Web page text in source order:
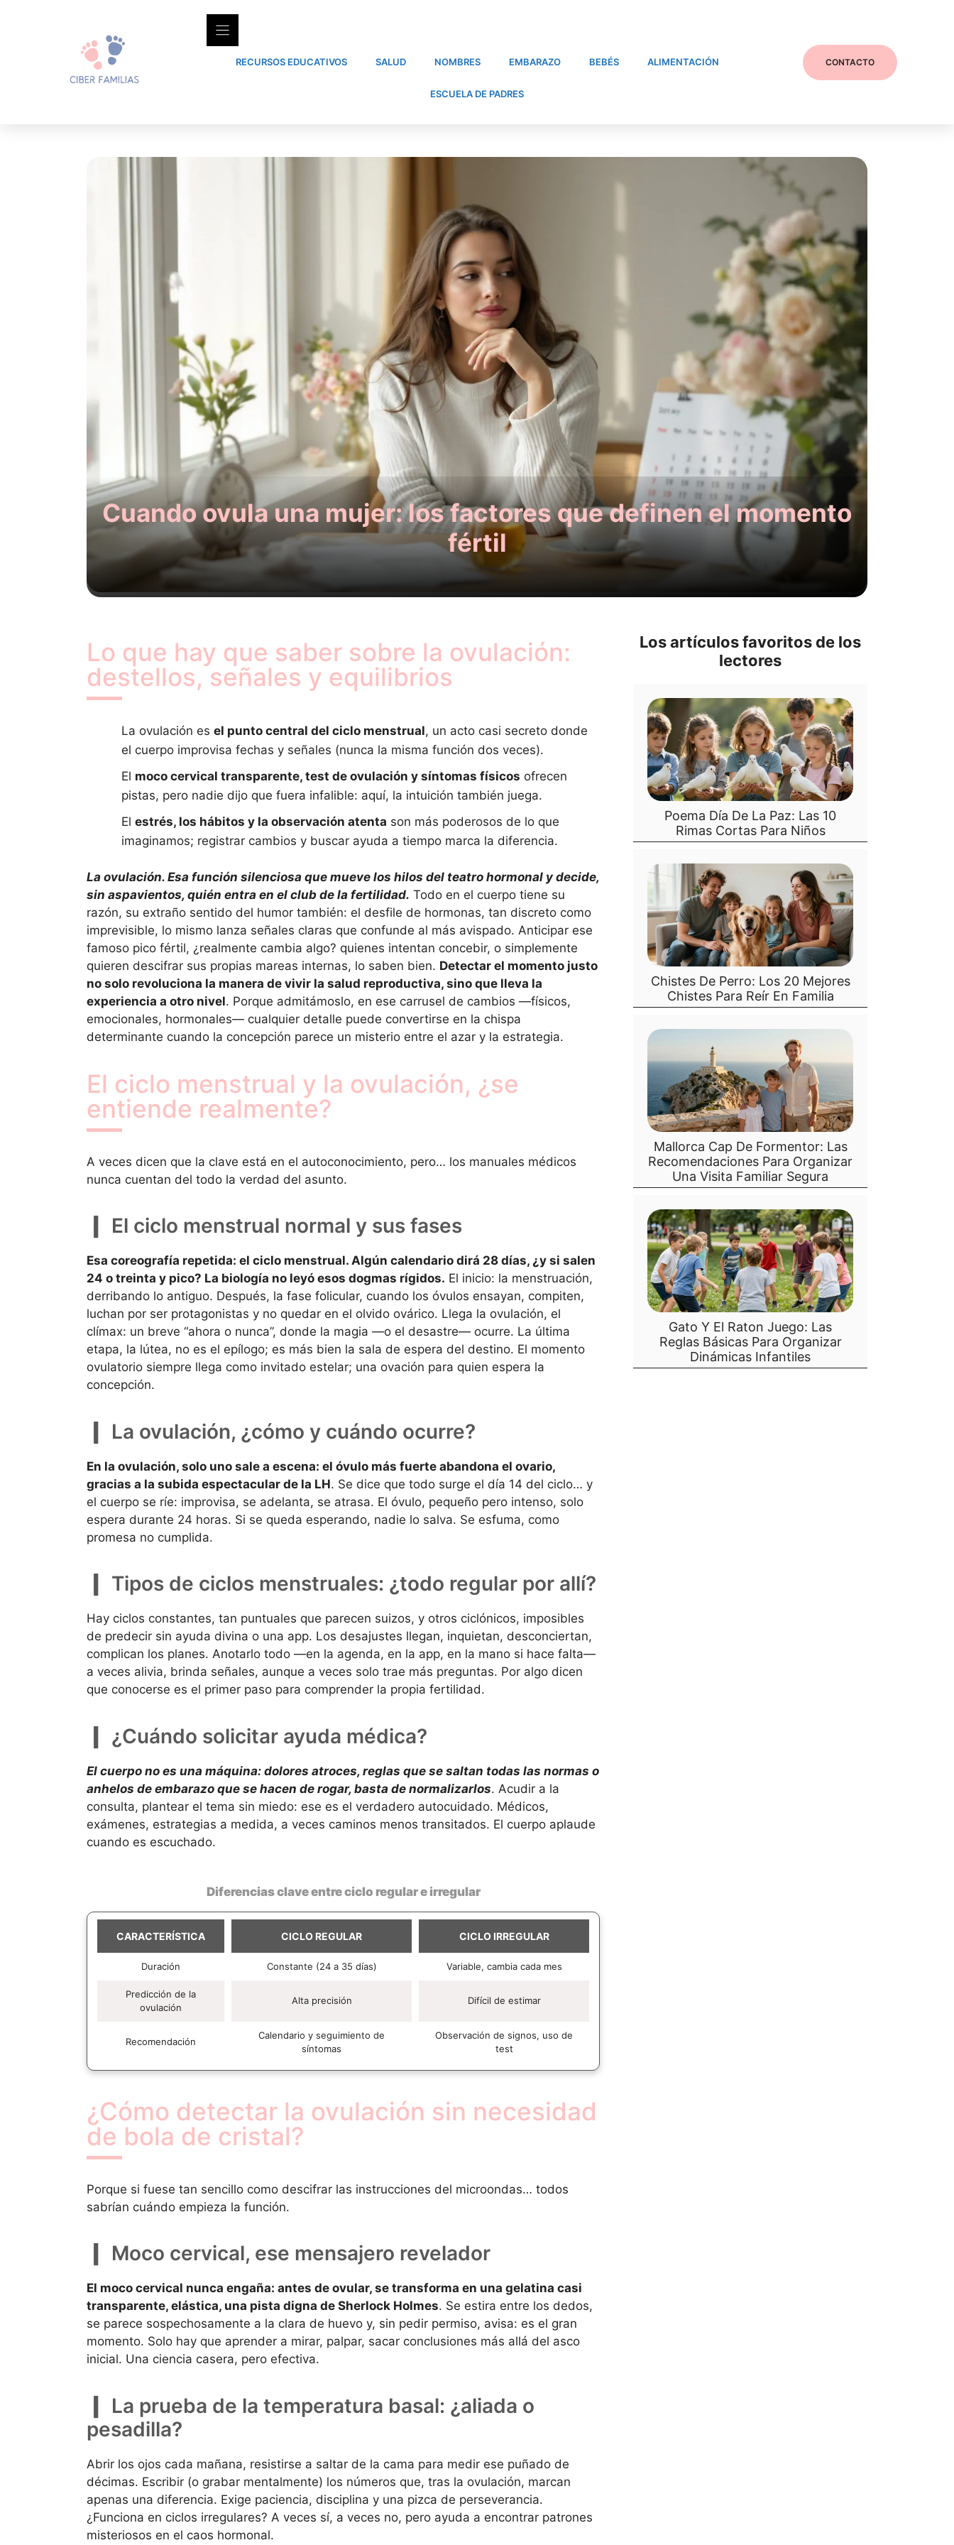
RECURSOS EDUCATIVOS SALUD NOMBRES EMBARAZO BEBÉS ALIMENTACIÓN
ESCUELA DE PADRES
CONTACTO
Cuando ovula una mujer: los factores que definen el momento
fértil
Lo que hay que saber sobre la ovulación:
destellos, señales y equilibrios
La ovulación es el punto central del ciclo menstrual, un acto casi secreto donde
el cuerpo improvisa fechas y señales (nunca la misma función dos veces).
El moco cervical transparente, test de ovulación y síntomas físicos ofrecen
pistas, pero nadie dijo que fuera infalible: aquí, la intuición también juega.
El estrés, los hábitos y la observación atenta son más poderosos de lo que
imaginamos; registrar cambios y buscar ayuda a tiempo marca la diferencia.
La ovulación. Esa función silenciosa que mueve los hilos del teatro hormonal y decide,
sin aspavientos, quién entra en el club de la fertilidad. Todo en el cuerpo tiene su
razón, su extraño sentido del humor también: el desfile de hormonas, tan discreto como
imprevisible, lo mismo lanza señales claras que confunde al más avispado. Anticipar ese
famoso pico fértil, ¿realmente cambia algo? quienes intentan concebir, o simplemente
quieren descifrar sus propias mareas internas, lo saben bien. Detectar el momento justo
no solo revoluciona la manera de vivir la salud reproductiva, sino que lleva la
experiencia a otro nivel. Porque admitámoslo, en ese carrusel de cambios —físicos,
emocionales, hormonales— cualquier detalle puede convertirse en la chispa
determinante cuando la concepción parece un misterio entre el azar y la estrategia.
El ciclo menstrual y la ovulación, ¿se
entiende realmente?
A veces dicen que la clave está en el autoconocimiento, pero… los manuales médicos
nunca cuentan del todo la verdad del asunto.
El ciclo menstrual normal y sus fases
Esa coreografía repetida: el ciclo menstrual. Algún calendario dirá 28 días, ¿y si salen
24 o treinta y pico? La biología no leyó esos dogmas rígidos. El inicio: la menstruación,
derribando lo antiguo. Después, la fase folicular, cuando los óvulos ensayan, compiten,
luchan por ser protagonistas y no quedar en el olvido ovárico. Llega la ovulación, el
clímax: un breve “ahora o nunca”, donde la magia —o el desastre— ocurre. La última
etapa, la lútea, no es el epílogo; es más bien la sala de espera del destino. El momento
ovulatorio siempre llega como invitado estelar; una ovación para quien espera la
concepción.
La ovulación, ¿cómo y cuándo ocurre?
En la ovulación, solo uno sale a escena: el óvulo más fuerte abandona el ovario,
gracias a la subida espectacular de la LH. Se dice que todo surge el día 14 del ciclo… y
el cuerpo se ríe: improvisa, se adelanta, se atrasa. El óvulo, pequeño pero intenso, solo
espera durante 24 horas. Si se queda esperando, nadie lo salva. Se esfuma, como
promesa no cumplida.
Tipos de ciclos menstruales: ¿todo regular por allí?
Hay ciclos constantes, tan puntuales que parecen suizos, y otros ciclónicos, imposibles
de predecir sin ayuda divina o una app. Los desajustes llegan, inquietan, desconciertan,
complican los planes. Anotarlo todo —en la agenda, en la app, en la mano si hace falta—
a veces alivia, brinda señales, aunque a veces solo trae más preguntas. Por algo dicen
que conocerse es el primer paso para comprender la propia fertilidad.
¿Cuándo solicitar ayuda médica?
El cuerpo no es una máquina: dolores atroces, reglas que se saltan todas las normas o
anhelos de embarazo que se hacen de rogar, basta de normalizarlos. Acudir a la
consulta, plantear el tema sin miedo: ese es el verdadero autocuidado. Médicos,
exámenes, estrategias a medida, a veces caminos menos transitados. El cuerpo aplaude
cuando es escuchado.
Diferencias clave entre ciclo regular e irregular
CARACTERÍSTICA CICLO REGULAR CICLO IRREGULAR
Duración Constante (24 a 35 días) Variable, cambia cada mes
Predicción de la
ovulación
Alta precisión Difícil de estimar
Recomendación
Calendario y seguimiento de
síntomas
Observación de signos, uso de
test
¿Cómo detectar la ovulación sin necesidad
de bola de cristal?
Porque si fuese tan sencillo como descifrar las instrucciones del microondas… todos
sabrían cuándo empieza la función.
Moco cervical, ese mensajero revelador
El moco cervical nunca engaña: antes de ovular, se transforma en una gelatina casi
transparente, elástica, una pista digna de Sherlock Holmes. Se estira entre los dedos,
se parece sospechosamente a la clara de huevo y, sin pedir permiso, avisa: es el gran
momento. Solo hay que aprender a mirar, palpar, sacar conclusiones más allá del asco
inicial. Una ciencia casera, pero efectiva.
La prueba de la temperatura basal: ¿aliada o
pesadilla?
Abrir los ojos cada mañana, resistirse a saltar de la cama para medir ese puñado de
décimas. Escribir (o grabar mentalmente) los números que, tras la ovulación, marcan
apenas una diferencia. Exige paciencia, disciplina y una pizca de perseverancia.
¿Funciona en ciclos irregulares? A veces sí, a veces no, pero ayuda a encontrar patrones
misteriosos en el caos hormonal.
Los artículos favoritos de los
lectores
Poema Día De La Paz: Las 10
Rimas Cortas Para Niños
Chistes De Perro: Los 20 Mejores
Chistes Para Reír En Familia
Mallorca Cap De Formentor: Las
Recomendaciones Para Organizar
Una Visita Familiar Segura
Gato Y El Raton Juego: Las
Reglas Básicas Para Organizar
Dinámicas Infantiles